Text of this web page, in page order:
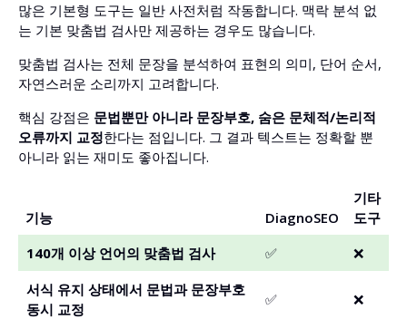
많은 기본형 도구는 일반 사전처럼 작동합니다. 맥락 분석 없
는 기본 맞춤법 검사만 제공하는 경우도 많습니다.
맞춤법 검사는 전체 문장을 분석하여 표현의 의미, 단어 순서,
자연스러운 소리까지 고려합니다.
핵심 강점은 문법뿐만 아니라 문장부호, 숨은 문체적/논리적
오류까지 교정한다는 점입니다. 그 결과 텍스트는 정확할 뿐
아니라 읽는 재미도 좋아집니다.
기능 DiagnoSEO
기타
도구
140개 이상 언어의 맞춤법 검사
✅
❌
서식 유지 상태에서 문법과 문장부호
동시 교정
✅ ❌